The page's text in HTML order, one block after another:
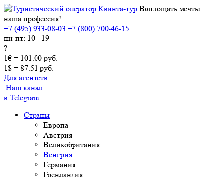
Воплощать мечты —
наша профессия!
+7 (495) 933-08-03 +7 (800) 700-46-15
пн-пт: 10 - 19
?
1€ = 101.00 руб.
1$ = 87.51 руб.
Для агентств
Наш канал
в Telegram
Страны
Европа
Австрия
Великобритания
Венгрия
Германия
Гренландия